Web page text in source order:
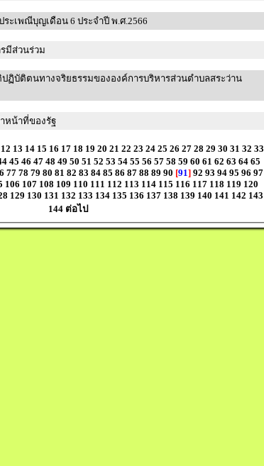
ระเพณีบุญเดือน 6 ประจำปี พ.ศ.2566
มีส่วนร่วม
ฏิบัติตนทางจริยธรรมขององค์การบริหารส่วนตำบลสระว่าน
าหน้าที่ของรัฐ
12 13 14 15 16 17 18 19 20 21 22 23 24 25 26 27 28 29 30 31 32 33
45 46 47 48 49 50 51 52 53 54 55 56 57 58 59 60 61 62 63 64 65
77 78 79 80 81 82 83 84 85 86 87 88 89 90 [91] 92 93 94 95 96 97
106 107 108 109 110 111 112 113 114 115 116 117 118 119 120
129 130 131 132 133 134 135 136 137 138 139 140 141 142 143
144 ต่อไป